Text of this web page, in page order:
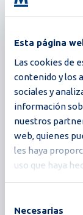
Esta página
Las cookies de
contenido y los
sociales y
información
nuestros
web, quienes
les haya
uso que haya
Necesarias
Moba
frescura del
01-09-2020
Omnia XF2